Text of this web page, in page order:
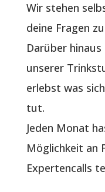
Wir stehen
deine Fragen
Darüber
unserer
erlebst was
tut.
Jeden Monat
Möglichkeit an
Expertencalls